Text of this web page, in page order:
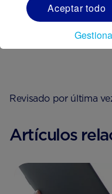
Ver referencias
Revisado por última
Artículos
Aceptar todo